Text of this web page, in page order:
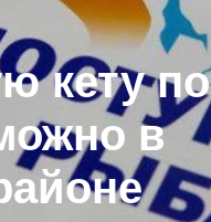
кету по
в